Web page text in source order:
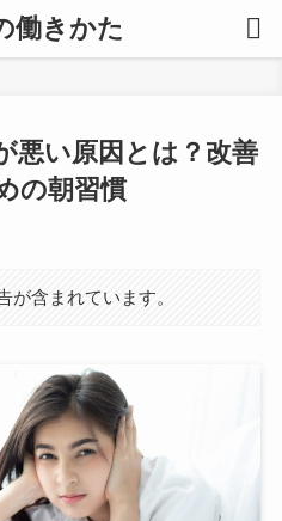
働きかた
悪い原因とは？改善
の朝習慣
が含まれています。